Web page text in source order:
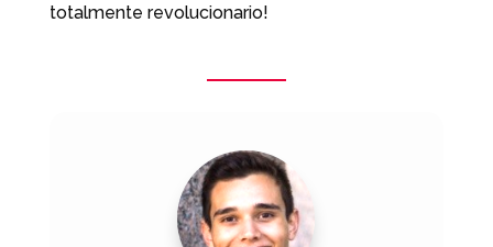
totalmente revolucionario!